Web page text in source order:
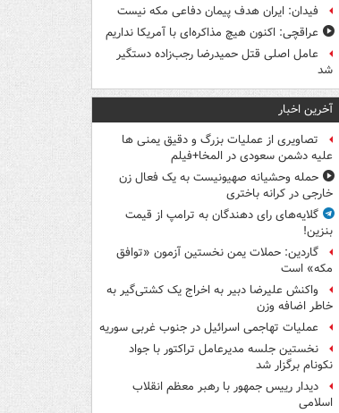
فیدان: ایران هدف پیمان دفاعی مکه نیست
عراقچی: اکنون هیچ مذاکره‌ای با آمریکا نداریم
عامل اصلی قتل حمیدرضا رجب‌زاده دستگیر
شد
آخرین اخبار
تصاویری از عملیات بزرگ و دقیق یمنی ها
علیه دشمن سعودی در المخا+فیلم
حمله وحشیانه صهیونیست به یک فعال زن
خارجی در کرانه باختری
گلایه‌های رای دهندگان به ترامپ از قیمت
بنزین!
گاردین: حملات یمن نخستین آزمون «توافق
مکه» است
واکنش علیرضا دبیر به اخراج یک کشتی‌گیر به
خاطر اضافه وزن
عملیات تهاجمی اسرائیل در جنوب غربی سوریه
نخستین جلسه مدیرعامل تراکتور با جواد
نکونام برگزار شد
دیدار رییس جمهور با رهبر معظم انقلاب
اسلامی